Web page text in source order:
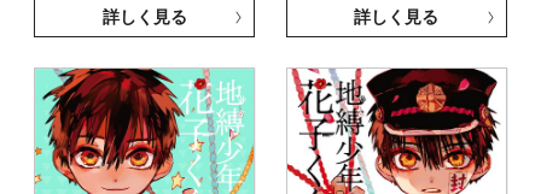
詳しく見る 詳しく見る